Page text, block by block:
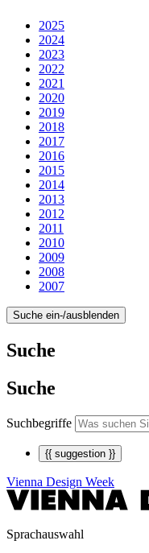
2025
2024
2023
2022
2021
2020
2019
2018
2017
2016
2015
2014
2013
2012
2011
2010
2009
2008
2007
Suche ein-/ausblenden
Suche
Suche
Suchbegriffe
{{ suggestion }}
Vienna Design Week
Sprachauswahl